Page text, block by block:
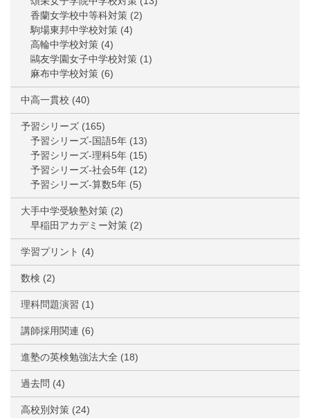
香蘭女学校中等科対策 (2)
駒場東邦中学校対策 (4)
高輪中学校対策 (4)
鷗友学園女子中学校対策 (1)
麻布中学校対策 (6)
中高一貫校 (40)
予習シリーズ (165)
予習シリーズ-国語5年 (13)
予習シリーズ-理科5年 (15)
予習シリーズ-社会5年 (12)
予習シリーズ-算数5年 (5)
大手中学受験塾対策 (2)
早稲田アカデミー対策 (2)
学習プリント (4)
数検 (2)
理科問題演習 (1)
講師採用関連 (6)
進塾の英検勉強法大全 (18)
過去問 (4)
高校別対策 (24)